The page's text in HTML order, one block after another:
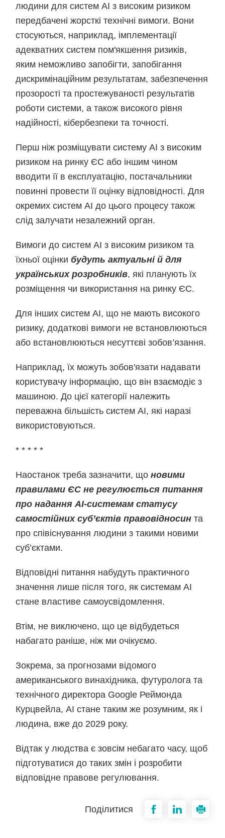
людини для систем АІ з високим ризиком
передбачені жорсткі технічні вимоги. Вони
стосуються, наприклад, імплементації
адекватних систем пом'якшення ризиків,
яким неможливо запобігти, запобігання
дискримінаційним результатам, забезпечення
прозорості та простежуваності результатів
роботи системи, а також високого рівня
надійності, кібербезпеки та точності.
Перш ніж розміщувати систему AI з високим
ризиком на ринку ЄС або іншим чином
вводити її в експлуатацію, постачальники
повинні провести її оцінку відповідності. Для
окремих систем АІ до цього процесу також
слід залучати незалежний орган.
Вимоги до систем АІ з високим ризиком та
їхньої оцінки будуть актуальні й для
українських розробників, які планують їх
розміщення чи використання на ринку ЄС.
Для інших систем АІ, що не мають високого
ризику, додаткові вимоги не встановлюються
або встановлюються несуттєві зобов’язання.
Наприклад, їх можуть зобов'язати надавати
користувачу інформацію, що він взаємодіє з
машиною. До цієї категорії належить
переважна більшість систем АІ, які наразі
використовуються.
* * * * *
Наостанок треба зазначити, щоновими
правилами ЄС не регулюється питання
про наданняAI-системам статусу
самостійних суб’єктів правовідносин та
про співіснування людини з такими новими
суб’єктами.
Відповідні питання набудуть практичного
значення лише після того, як системам АІ
стане властиве самоусвідомлення.
Втім, не виключено, що це відбудеться
набагато раніше, ніж ми очікуємо.
Зокрема, за прогнозами відомого
американського винахідника, футуролога та
технічного директора Google Реймонда
Курцвейла, AI стане таким же розумним, як і
людина, вже до 2029 року.
Відтак у людства є зовсім небагато часу, щоб
підготуватися до таких змін і розробити
відповідне правове регулювання.
Поділитися